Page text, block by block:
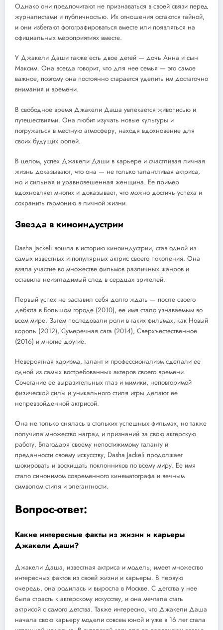
Однако они предпочитают не признаваться в своей связи перед
журналистами и публичностью. Их отношения остаются тайной,
и они избегают фотографироваться вместе или появляться на
официальных мероприятиях вместе.
У Джакели Даши также есть двое детей — дочь Анна и сын
Максим. Она всегда говорит, что для нее семья — это самое
важное, поэтому она постоянно старается уделить им достаточно
внимания и времени.
В свободное время Джакели Даша увлекается живописью и
путешествиями. Она любит изучать новые культуры и
погружаться в местную атмосферу, находя вдохновение для
своих будущих ролей.
В целом, успех Джакели Даши в карьере и счастливая личная
жизнь доказывают, что она — не только талантливая актриса,
но и сильная и уравновешенная женщина. Ее пример
вдохновляет многих и доказывает, что можно достичь успеха и
сохранить гармонию в личной жизни.
Звезда в киноиндустрии
Dasha Jackeli вошла в историю киноиндустрии, став одной из
самых известных и популярных актрис своего поколения. Она
взяла участие во множестве фильмов различных жанров и
оставила неизгладимый след в сердцах зрителей.
Первый успех не заставил себя долго ждать — после своего
дебюта в Большом городе (2010), ее имя стало узнаваемым во
всем мире. Затем последовали роли в таких фильмах, как Новый
король (2012), Сумеречная сага (2014), Сверхъестественное
(2016) и многие другие.
Невероятная харизма, талант и профессионализм сделали ее
одной из самых востребованных актеров своего времени.
Сочетание ее выразительных глаз и мимики, неповторимой
физической силы и уникального стиля игры делают ее
непревзойденной актрисой.
Она не только снялась в стольких успешных фильмах, но также
получила множество наград и признаний за свою актерскую
работу. Благодаря своему непостижимому таланту и
преданности своему искусству, Dasha Jackeli продолжает
шокировать и восхищать поклонников по всему миру. Ее имя
стало синонимом современного кинематографа и вечным
символом стиля и элегантности.
Вопрос-ответ:
Какие интересные факты из жизни и карьеры
Джакели Даши?
Джакели Даша, известная актриса и модель, имеет множество
интересных фактов из своей жизни и карьеры. В первую
очередь, она родилась и выросла в Москве. С детства у нее
была страсть к актерскому искусству, и она мечтала стать
актрисой с самого детства. Также интересно, что Джакели Даша
начала свою карьеру модели совсем юной и уже в 16 лет стала